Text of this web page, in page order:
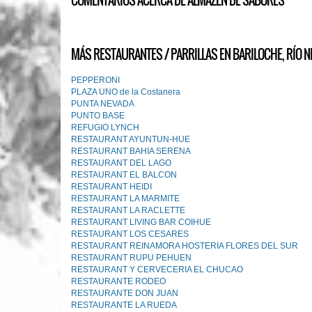
MÁS RESTAURANTES / PARRILLAS EN BARILOCHE, RÍO
PEPPERONI
PLAZA UNO de la Costanera
PUNTA NEVADA
PUNTO BASE
REFUGIO LYNCH
RESTAURANT AYUNTUN-HUE
RESTAURANT BAHIA SERENA
RESTAURANT DEL LAGO
RESTAURANT EL BALCON
RESTAURANT HEIDI
RESTAURANT LA MARMITE
RESTAURANT LA RACLETTE
RESTAURANT LIVING BAR COIHUE
RESTAURANT LOS CESARES
RESTAURANT REINAMORA HOSTERIA FLORES DEL SUR
RESTAURANT RUPU PEHUEN
RESTAURANT Y CERVECERIA EL CHUCAO
RESTAURANTE RODEO
RESTAURANTE DON JUAN
RESTAURANTE LA RUEDA